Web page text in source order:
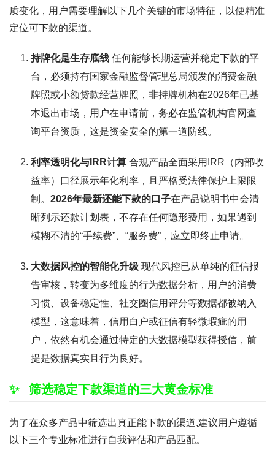
质变化，用户需要理解以下几个关键的市场特征，以便精准
定位可下款的渠道。
持牌化是生存底线 任何能够长期运营并稳定下款的平
台，必须持有国家金融监督管理总局颁发的消费金融
牌照或小额贷款经营牌照，非持牌机构在2026年已基
本退出市场，用户在申请前，务必在监管机构官网查
询平台资质，这是资金安全的第一道防线。
利率透明化与IRR计算 合规产品全面采用IRR（内部收
益率）口径展示年化利率，且严格受法律保护上限限
制。 2026年最新还能下款的口子在产品说明书中会清
晰列示还款计划表，不存在任何隐形费用，如果遇到
模糊不清的“手续费”、“服务费”，应立即终止申请。
大数据风控的智能化升级 现代风控已从单纯的征信报
告审核，转变为多维度的行为数据分析，用户的消费
习惯、设备稳定性、社交圈信用评分等数据都被纳入
模型，这意味着，信用白户或征信有轻微瑕疵的用
户，依然有机会通过特定的大数据模型获得授信，前
提是数据真实且行为良好。
筛选稳定下款渠道的三大黄金标准
为了在众多产品中筛选出真正能下款的渠道,建议用户遵循
以下三个专业标准进行自我评估和产品匹配。